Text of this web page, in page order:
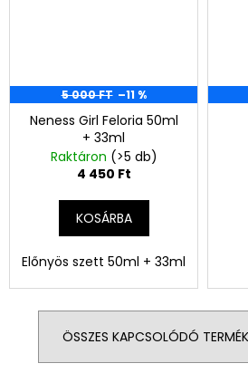
5 000 FT –11 %
Neness Girl Feloria 50ml
+ 33ml
Raktáron (>5 db)
4 450 Ft
KOSÁRBA
Előnyös szett 50ml + 33ml
ÖSSZES KAPCSOLÓDÓ